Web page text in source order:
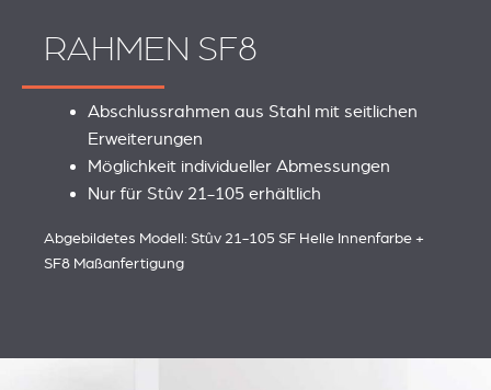
RAHMEN SF8
Abschlussrahmen aus Stahl mit seitlichen
Erweiterungen
Möglichkeit individueller Abmessungen
Nur für Stûv 21-105 erhältlich
Abgebildetes Modell: Stûv 21-105 SF Helle Innenfarbe +
SF8 Maßanfertigung
REVESTIMIENTOS Y
ACCESORIOS STÛV 21